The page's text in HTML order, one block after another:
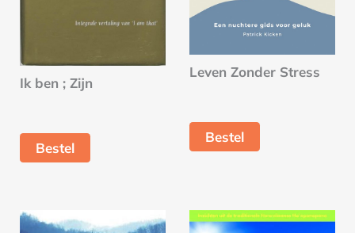
Ik ben ; Zijn
Bestel
Leven Zonder Stress
Bestel